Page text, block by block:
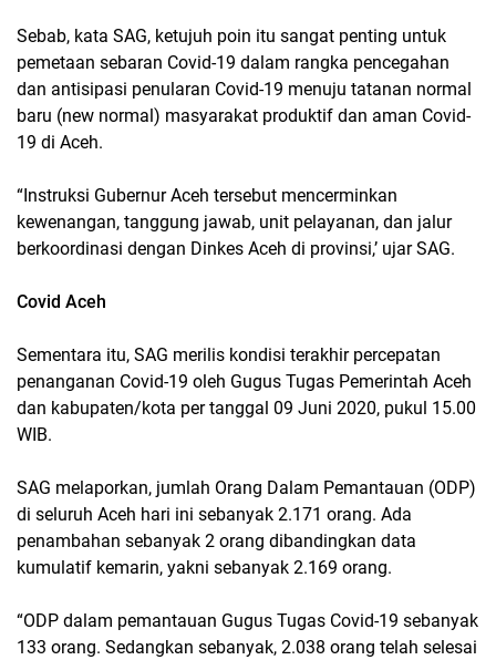
Sebab, kata SAG, ketujuh poin itu sangat penting untuk
pemetaan sebaran Covid-19 dalam rangka pencegahan
dan antisipasi penularan Covid-19 menuju tatanan normal
baru (new normal) masyarakat produktif dan aman Covid-
19 di Aceh.
“Instruksi Gubernur Aceh tersebut mencerminkan
kewenangan, tanggung jawab, unit pelayanan, dan jalur
berkoordinasi dengan Dinkes Aceh di provinsi,’ ujar SAG.
Covid Aceh
Sementara itu, SAG merilis kondisi terakhir percepatan
penanganan Covid-19 oleh Gugus Tugas Pemerintah Aceh
dan kabupaten/kota per tanggal 09 Juni 2020, pukul 15.00
WIB.
SAG melaporkan, jumlah Orang Dalam Pemantauan (ODP)
di seluruh Aceh hari ini sebanyak 2.171 orang. Ada
penambahan sebanyak 2 orang dibandingkan data
kumulatif kemarin, yakni sebanyak 2.169 orang.
“ODP dalam pemantauan Gugus Tugas Covid-19 sebanyak
133 orang. Sedangkan sebanyak, 2.038 orang telah selesai